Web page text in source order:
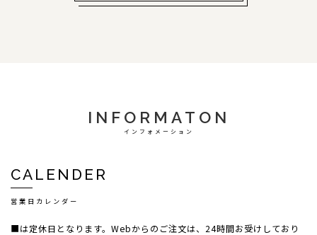
INFORMATON
インフォメーション
CALENDER
営業日カレンダー
■は定休日となります。Webからのご注文は、24時間お受けしており